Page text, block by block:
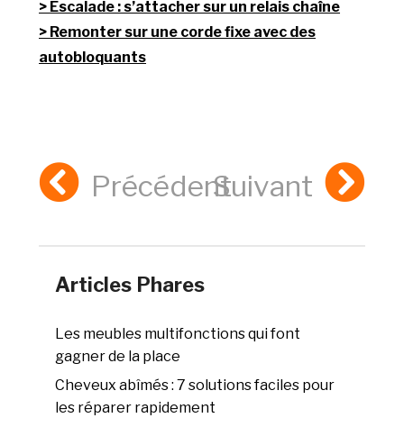
Escalade : s’attacher sur un relais chaîne
Remonter sur une corde fixe avec des
autobloquants
PrécédentSuivant
Articles Phares
Les meubles multifonctions qui font
gagner de la place
Cheveux abîmés : 7 solutions faciles pour
les réparer rapidement